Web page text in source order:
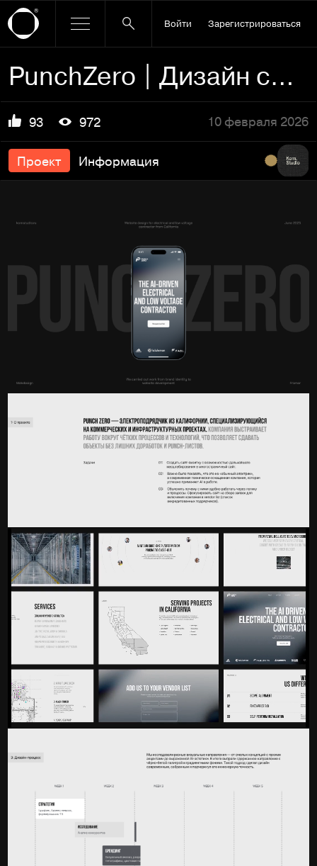
Войти Зарегистрироваться
PunchZero | Дизайн сайта
93 972 10 февраля 2026
Проект Информация